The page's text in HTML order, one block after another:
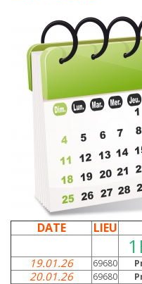
DATE LIEU
19.01.26 69680
20.01.26 69680